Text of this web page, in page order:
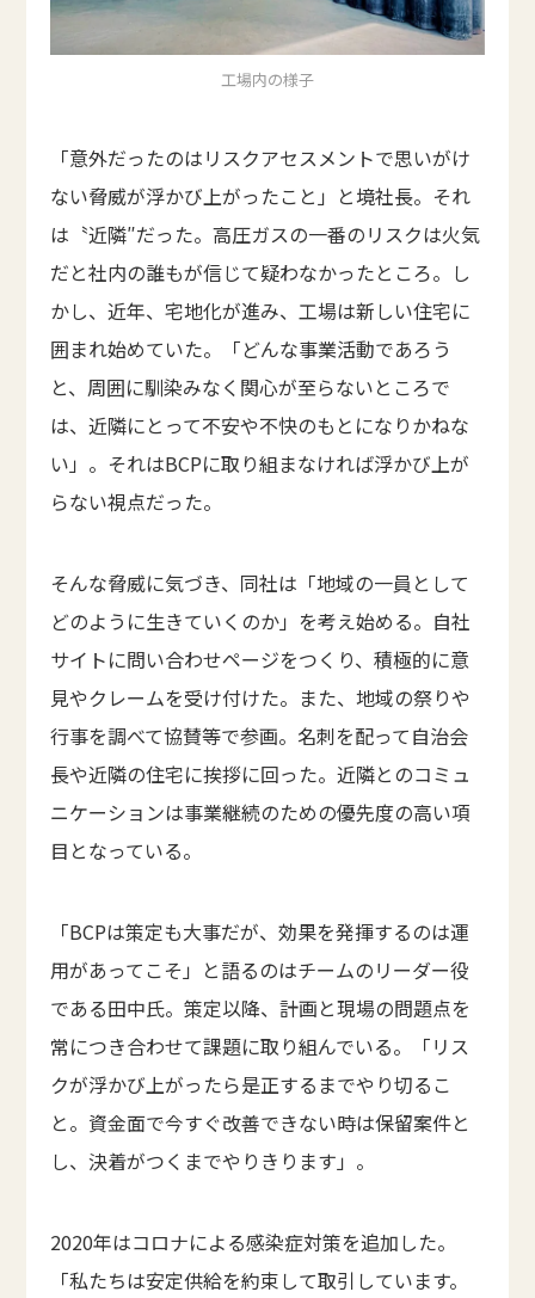
工場内の様子
「意外だったのはリスクアセスメントで思いがけ
ない脅威が浮かび上がったこと」と境社長。それ
は〝近隣″だった。高圧ガスの一番のリスクは火気
だと社内の誰もが信じて疑わなかったところ。し
かし、近年、宅地化が進み、工場は新しい住宅に
囲まれ始めていた。「どんな事業活動であろう
と、周囲に馴染みなく関心が至らないところで
は、近隣にとって不安や不快のもとになりかねな
い」。それはBCPに取り組まなければ浮かび上が
らない視点だった。
そんな脅威に気づき、同社は「地域の一員として
どのように生きていくのか」を考え始める。自社
サイトに問い合わせページをつくり、積極的に意
見やクレームを受け付けた。また、地域の祭りや
行事を調べて協賛等で参画。名刺を配って自治会
長や近隣の住宅に挨拶に回った。近隣とのコミュ
ニケーションは事業継続のための優先度の高い項
目となっている。
「BCPは策定も大事だが、効果を発揮するのは運
用があってこそ」と語るのはチームのリーダー役
である田中氏。策定以降、計画と現場の問題点を
常につき合わせて課題に取り組んでいる。「リス
クが浮かび上がったら是正するまでやり切るこ
と。資金面で今すぐ改善できない時は保留案件と
し、決着がつくまでやりきります」。
2020年はコロナによる感染症対策を追加した。
「私たちは安定供給を約束して取引しています。